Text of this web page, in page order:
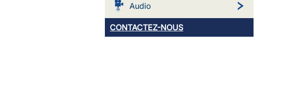
Audio
CONTACTEZ-NOUS